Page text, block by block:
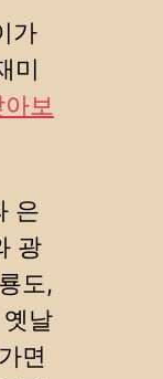
가
미
보
은
광
도,
날
면